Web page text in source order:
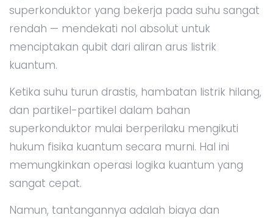
superkonduktor yang bekerja pada suhu sangat
rendah — mendekati nol absolut untuk
menciptakan qubit dari aliran arus listrik
kuantum.
Ketika suhu turun drastis, hambatan listrik hilang,
dan partikel-partikel dalam bahan
superkonduktor mulai berperilaku mengikuti
hukum fisika kuantum secara murni. Hal ini
memungkinkan operasi logika kuantum yang
sangat cepat.
Namun, tantangannya adalah biaya dan